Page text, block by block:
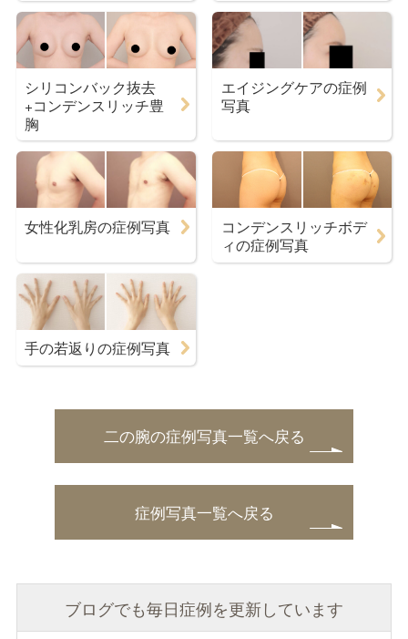
シリコンバック抜去
+コンデンスリッチ豊
胸
エイジングケアの症例
写真
女性化乳房の症例写真
コンデンスリッチボデ
ィの症例写真
手の若返りの症例写真
二の腕の症例写真一覧へ戻る
症例写真一覧へ戻る
ブログでも毎日症例を更新しています